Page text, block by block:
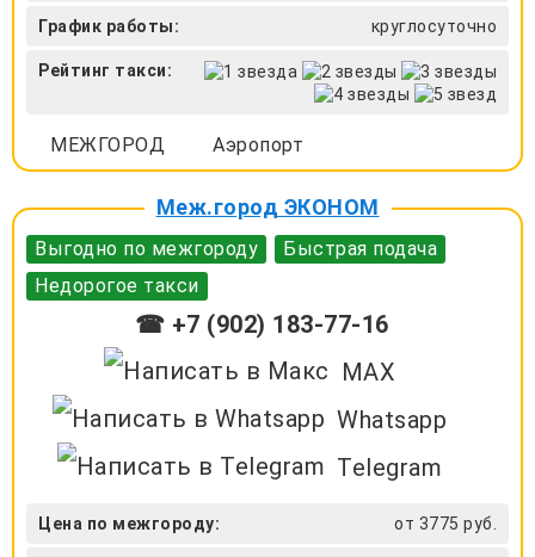
График работы: круглосуточно
Рейтинг такси:
МЕЖГОРОД Аэропорт
Меж.город ЭКОНОМ
Выгодно по межгороду
Быстрая подача
Недорогое такси
☎ +7 (902) 183-77-16
MAX
Whatsapp
Telegram
Цена по межгороду: от 3775 руб.